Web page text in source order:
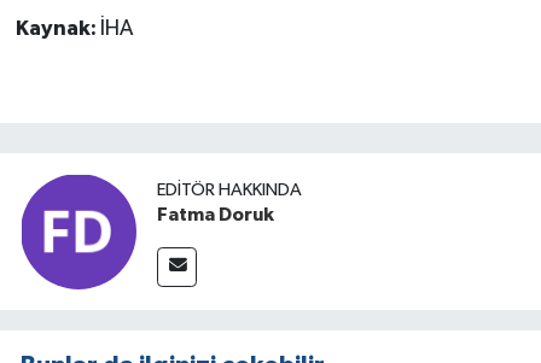
Kaynak: İHA
EDITÖR HAKKINDA
Fatma Doruk